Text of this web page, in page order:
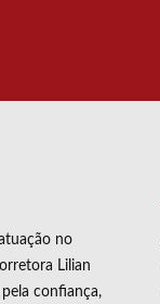
no
Lilian
confiança,